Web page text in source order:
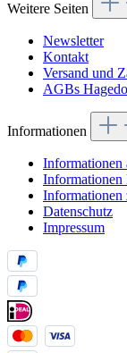
Weitere Seiten
Newsletter
Kontakt
Versand und
AGBs
Informationen
Informationen
Informationen
Informationen
Datenschutz
Impressum